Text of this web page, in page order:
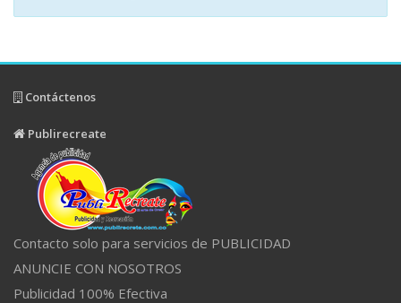
Contáctenos
Publirecreate
Contacto solo para servicios de PUBLICIDAD
ANUNCIE CON NOSOTROS
Publicidad 100% Efectiva